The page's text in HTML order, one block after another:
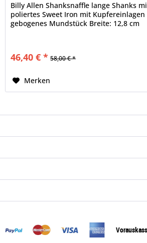
Billy Allen Shanksnaffle lange Shanks
poliertes Sweet Iron mit Kupfereinlagen
gebogenes Mundstück Breite: 12,8 cm
46,40 € * 58,00 € *
Merken